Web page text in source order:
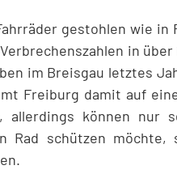
gestohlen wie in
in über
im Breisgau letztes
Freiburg damit auf
allerdings können nur
Rad schützen möchte,